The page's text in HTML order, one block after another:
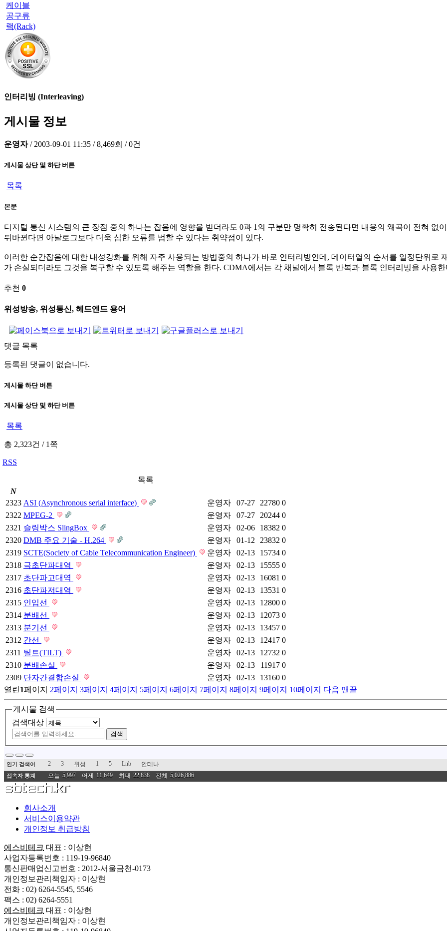
케이블
공구류
랙(Rack)
인터리빙 (Interleaving)
게시물 정보
운영자 / 2003-09-01 11:35 / 8,469회 / 0건
게시물 상단 및 하단 버튼
목록
본문
디지털 통신 시스템의 큰 장점 중의 하나는 잡음에 영향을 받더라도 0과 1의 구분만 명확히 전송된다면 내용의 왜곡이 전혀 없
뒤바뀐다면 아날로그보다 더욱 심한 오류를 범할 수 있다는 취약점이 있다.
이러한 순간잡음에 대한 내성강화를 위해 자주 사용되는 방법중의 하나가 바로 인터리빙인데, 데이터열의 순서를 일정단위로
가 손실되더라도 그것을 복구할 수 있도록 해주는 역할을 한다. CDMA에서는 각 채널에서 블록 반복과 블록 인터리빙을 사용한
추천 0
위성방송, 위성통신, 헤드엔드 용어
댓글 목록
등록된 댓글이 없습니다.
게시물 하단 버튼
게시물 상단 및 하단 버튼
목록
총 2,323건 /1쪽
RSS
목록
N
2323 ASI (Asynchronous serial interface) 운영자 07-27 22780 0
2322 MPEG-2 운영자 07-27 20244 0
2321 슬링박스 SlingBox 운영자 02-06 18382 0
2320 DMB 주요 기술 - H.264 운영자 01-12 23832 0
2319 SCTE(Society of Cable Telecommunication Engineer) 운영자 02-13 15734 0
2318 극초단파대역 운영자 02-13 15555 0
2317 초단파고대역 운영자 02-13 16081 0
2316 초단파저대역 운영자 02-13 13531 0
2315 인입선 운영자 02-13 12800 0
2314 분배선 운영자 02-13 12073 0
2313 분기선 운영자 02-13 13457 0
2312 간선 운영자 02-13 12417 0
2311 틸트(TILT) 운영자 02-13 12732 0
2310 분배손실 운영자 02-13 11917 0
2309 단자간결합손실 운영자 02-13 13160 0
열린1페이지 2페이지 3페이지 4페이지 5페이지 6페이지 7페이지 8페이지 9페이지 10페이지 다음 맨끝
게시물 검색
검색대상
검색
인기 검색어 2 3 위성 1 5 Lnb 안테나
접속자 통계 오늘 5,997 어제 11,649 최대 22,838 전체 5,026,886
회사소개
서비스이용약관
개인정보 취급방침
에스비테크 대표 : 이상현
사업자등록번호 : 119-19-96840
통신판매업신고번호 : 2012-서울금천-0173
개인정보관리책임자 : 이상현
전화 : 02) 6264-5545, 5546
팩스 : 02) 6264-5551
에스비테크 대표 : 이상현
개인정보관리책임자 : 이상현